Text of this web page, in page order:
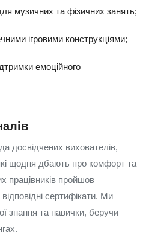
музичних та фізичних занять;
ігровими конструкціями;
емоційного
досвідчених вихователів,
які щодня дбають про комфорт та
працівників пройшов
сертифікати. Ми
знання та навички, беручи